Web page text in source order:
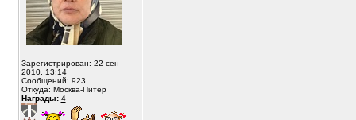
Зарегистрирован: 22 сен
2010, 13:14
Сообщений: 923
Откуда: Москва-Питер
Награды: 4